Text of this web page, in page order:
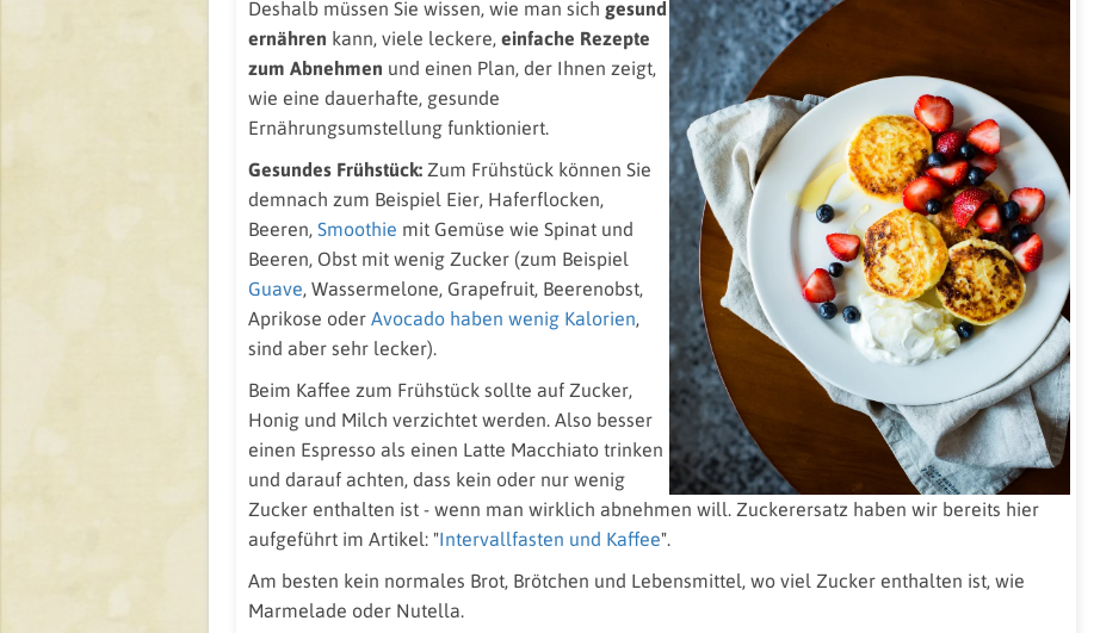
Deshalb müssen Sie wissen, wie man sich gesund
ernähren kann, viele leckere, einfache Rezepte
zum Abnehmen und einen Plan, der Ihnen zeigt,
wie eine dauerhafte, gesunde
Ernährungsumstellung funktioniert.
Gesundes Frühstück: Zum Frühstück können Sie
demnach zum Beispiel Eier, Haferflocken,
Beeren, Smoothie mit Gemüse wie Spinat und
Beeren, Obst mit wenig Zucker (zum Beispiel
Guave, Wassermelone, Grapefruit, Beerenobst,
Aprikose oder Avocado haben wenig Kalorien,
sind aber sehr lecker).
Beim Kaffee zum Frühstück sollte auf Zucker,
Honig und Milch verzichtet werden. Also besser
einen Espresso als einen Latte Macchiato trinken
und darauf achten, dass kein oder nur wenig
Zucker enthalten ist - wenn man wirklich abnehmen will. Zuckerersatz haben wir bereits hier
aufgeführt im Artikel: "Intervallfasten und Kaffee".
Am besten kein normales Brot, Brötchen und Lebensmittel, wo viel Zucker enthalten ist, wie
Marmelade oder Nutella.